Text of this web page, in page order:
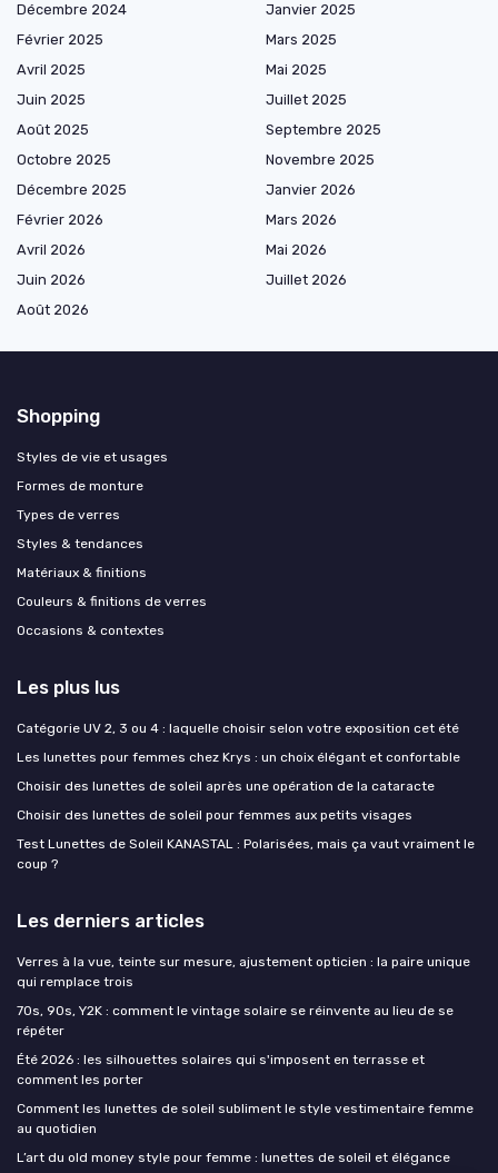
Décembre 2024
Janvier 2025
Février 2025
Mars 2025
Avril 2025
Mai 2025
Juin 2025
Juillet 2025
Août 2025
Septembre 2025
Octobre 2025
Novembre 2025
Décembre 2025
Janvier 2026
Février 2026
Mars 2026
Avril 2026
Mai 2026
Juin 2026
Juillet 2026
Août 2026
Shopping
Styles de vie et usages
Formes de monture
Types de verres
Styles & tendances
Matériaux & finitions
Couleurs & finitions de verres
Occasions & contextes
Les plus lus
Catégorie UV 2, 3 ou 4 : laquelle choisir selon votre exposition cet été
Les lunettes pour femmes chez Krys : un choix élégant et confortable
Choisir des lunettes de soleil après une opération de la cataracte
Choisir des lunettes de soleil pour femmes aux petits visages
Test Lunettes de Soleil KANASTAL : Polarisées, mais ça vaut vraiment le
coup ?
Les derniers articles
Verres à la vue, teinte sur mesure, ajustement opticien : la paire unique
qui remplace trois
70s, 90s, Y2K : comment le vintage solaire se réinvente au lieu de se
répéter
Été 2026 : les silhouettes solaires qui s'imposent en terrasse et
comment les porter
Comment les lunettes de soleil subliment le style vestimentaire femme
au quotidien
L’art du old money style pour femme : lunettes de soleil et élégance